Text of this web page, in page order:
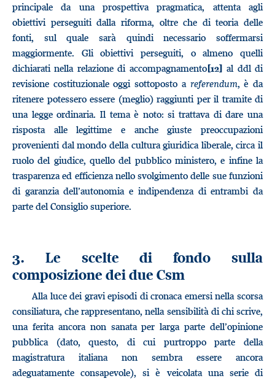
principale da una prospettiva pragmatica, attenta agli
obiettivi perseguiti dalla riforma, oltre che di teoria delle
fonti, sul quale sarà quindi necessario soffermarsi
maggiormente. Gli obiettivi perseguiti, o almeno quelli
dichiarati nella relazione di accompagnamento[12] al ddl di
revisione costituzionale oggi sottoposto a referendum, è da
ritenere potessero essere (meglio) raggiunti per il tramite di
una legge ordinaria. Il tema è noto: si trattava di dare una
risposta alle legittime e anche giuste preoccupazioni
provenienti dal mondo della cultura giuridica liberale, circa il
ruolo del giudice, quello del pubblico ministero, e infine la
trasparenza ed efficienza nello svolgimento delle sue funzioni
di garanzia dell’autonomia e indipendenza di entrambi da
parte del Consiglio superiore.
3. Le scelte di fondo sulla
composizione dei due Csm
Alla luce dei gravi episodi di cronaca emersi nella scorsa
consiliatura, che rappresentano, nella sensibilità di chi scrive,
una ferita ancora non sanata per larga parte dell’opinione
pubblica (dato, questo, di cui purtroppo parte della
magistratura italiana non sembra essere ancora
adeguatamente consapevole), si è veicolata una serie di